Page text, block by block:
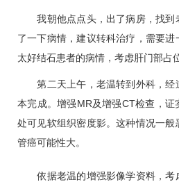
我朝他点点头，出了病房，找到
了一下病情，建议转科治疗，需要
太好结石患者的病情，考虑肝门部占
第二天上午，老温转到外科，经
本完成。增强MR及增强CT检查，证
处可见软组织密度影。这种情况一
管癌可能性大。
依据老温的增强影像学资料，考